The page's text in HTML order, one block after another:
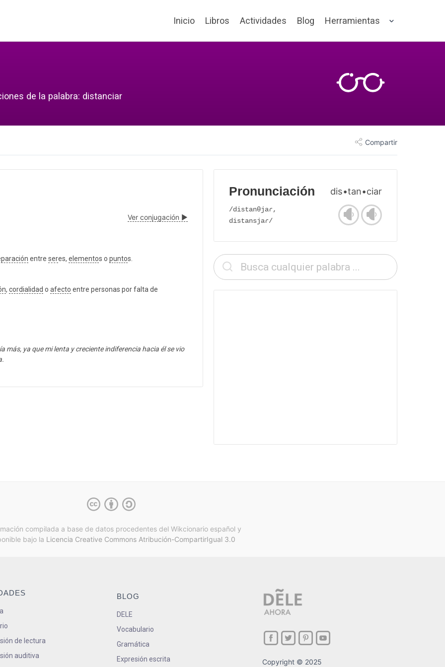
Inicio Libros Actividades Blog Herramientas
de la palabra: distanciar
Compartir
Ver conjugación ▶
entre seres, elementos o puntos.
, cordialidad o afecto entre personas por falta de
más, ya que mi lenta y creciente indiferencia hacia él se vio
Pronunciación dis•tan•ciar
/distanθjaɾ,
distansjaɾ/
compilada a base de datos procedentes del Wikcionario español y
bajo la Licencia Creative Commons Atribución-CompartirIgual 3.0
de lectura
auditiva
BLOG
DELE
Vocabulario
Gramática
Expresión escrita
Copyright © 2025